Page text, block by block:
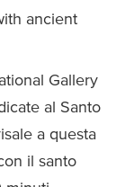
Gallery
al Santo
a questa
il santo